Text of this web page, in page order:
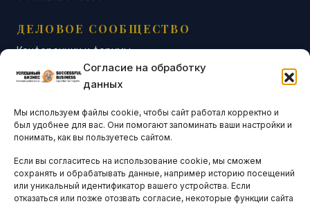
Согласие на обработку
данных
Мы используем файлы cookie, чтобы сайт работал корректно и
был удобнее для вас. Они помогают запоминать ваши настройки и
понимать, как вы пользуетесь сайтом.
Если вы согласитесь на использование cookie, мы сможем
сохранять и обрабатывать данные, например историю посещений
или уникальный идентификатор вашего устройства. Если
отказаться или позже отозвать согласие, некоторые функции сайта
ДЕЛОВОЕ СООБЩЕСТВО
Конференции и форумы
Бизнес-клубы и ассоциации
Остальные новости
АНАЛИТИКА И СТАТИСТИКА
ARTICLES IN ENGLISH